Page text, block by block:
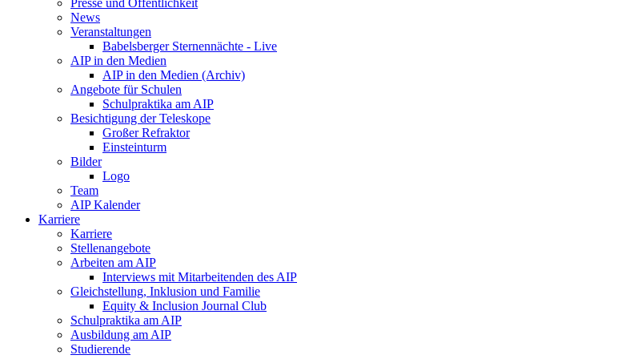
Presse und Öffentlichkeit
News
Veranstaltungen
Babelsberger Sternennächte - Live
AIP in den Medien
AIP in den Medien (Archiv)
Angebote für Schulen
Schulpraktika am AIP
Besichtigung der Teleskope
Großer Refraktor
Einsteinturm
Bilder
Logo
Team
AIP Kalender
Karriere
Karriere
Stellenangebote
Arbeiten am AIP
Interviews mit Mitarbeitenden des AIP
Gleichstellung, Inklusion und Familie
Equity & Inclusion Journal Club
Schulpraktika am AIP
Ausbildung am AIP
Studierende